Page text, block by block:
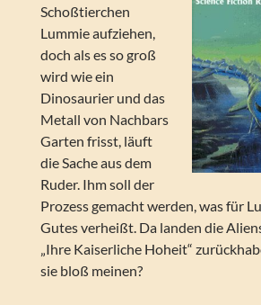
Schoßtierchen
Lummie aufziehen,
doch als es so groß
wird wie ein
Dinosaurier und das
Metall von Nachbars
Garten frisst, läuft
die Sache aus dem
Ruder. Ihm soll der
Prozess gemacht werden, was für
Gutes verheißt. Da landen die
„Ihre Kaiserliche Hoheit“
sie bloß meinen?